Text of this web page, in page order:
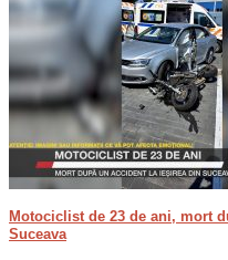
Motociclist de 23 de ani, mort
Suceava